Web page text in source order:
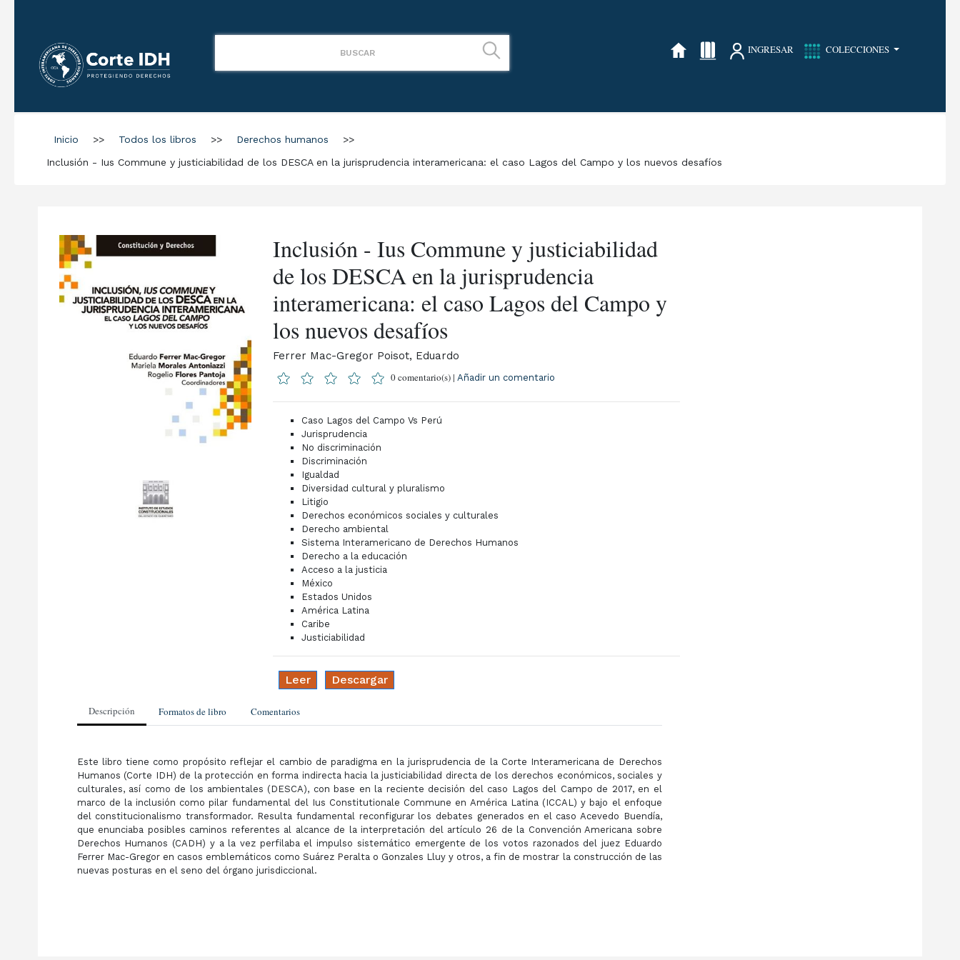
INGRESAR COLECCIONES
Inicio >> Todos los libros >> Derechos humanos
>>
Inclusión - Ius Commune y justiciabilidad de los DESCA en la jurisprudencia interamericana: el caso Lagos del Campo y los nuevos desafíos
Inclusión - Ius Commune y justiciabilidad
de los DESCA en la jurisprudencia
interamericana: el caso Lagos del Campo y
los nuevos desafíos
Ferrer Mac-Gregor Poisot, Eduardo
0 comentario(s) |Añadir un comentario
Caso Lagos del Campo Vs Perú
Jurisprudencia
No discriminación
Discriminación
Igualdad
Diversidad cultural y pluralismo
Litigio
Derechos económicos sociales y culturales
Derecho ambiental
Sistema Interamericano de Derechos Humanos
Derecho a la educación
Acceso a la justicia
México
Estados Unidos
América Latina
Caribe
Justiciabilidad
Leer Descargar
Descripción Formatos de libro Comentarios
Este libro tiene como propósito reflejar el cambio de paradigma en la jurisprudencia de la Corte Interamericana de Derechos
Humanos (Corte IDH) de la protección en forma indirecta hacia la justiciabilidad directa de los derechos económicos, sociales y
culturales, así como de los ambientales (DESCA), con base en la reciente decisión del caso Lagos del Campo de 2017, en el
marco de la inclusión como pilar fundamental del Ius Constitutionale Commune en América Latina (ICCAL) y bajo el enfoque
del constitucionalismo transformador. Resulta fundamental reconfigurar los debates generados en el caso Acevedo Buendía,
que enunciaba posibles caminos referentes al alcance de la interpretación del artículo 26 de la Convención Americana sobre
Derechos Humanos (CADH) y a la vez perfilaba el impulso sistemático emergente de los votos razonados del juez Eduardo
Ferrer Mac-Gregor en casos emblemáticos como Suárez Peralta o Gonzales Lluy y otros, a fin de mostrar la construcción de las
nuevas posturas en el seno del órgano jurisdiccional.